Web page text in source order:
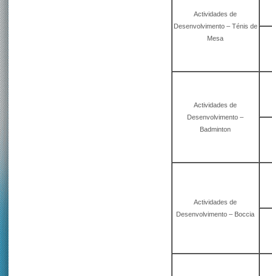
Actividades de
Desenvolvimento – Ténis de
Mesa
Actividades de
Desenvolvimento –
Badminton
Actividades de
Desenvolvimento – Boccia